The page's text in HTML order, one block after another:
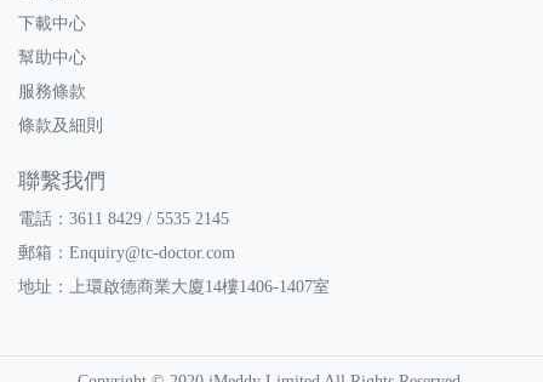
下載中心
幫助中心
服務條款
條款及細則
聯繫我們
電話：3611 8429 / 5535 2145
郵箱： Enquiry@tc-doctor.com
地址：上環啟德商業大廈14樓1406-1407室